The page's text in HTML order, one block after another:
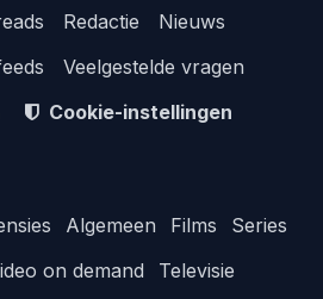
Redactie
Nieuws
Veelgestelde vragen
Cookie-instellingen
Algemeen Films
Series
on demand
Televisie